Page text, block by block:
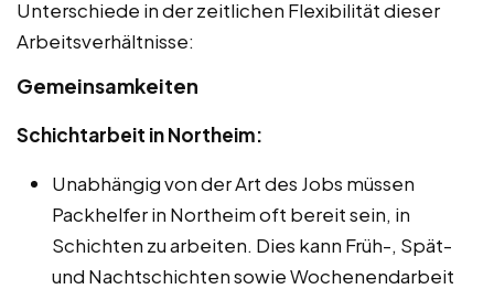
Unterschiede in der zeitlichen Flexibilität dieser
Arbeitsverhältnisse:
Gemeinsamkeiten
Schichtarbeit in Northeim:
Unabhängig von der Art des Jobs müssen
Packhelfer in Northeim oft bereit sein, in
Schichten zu arbeiten. Dies kann Früh-, Spät-
und Nachtschichten sowie Wochenendarbeit